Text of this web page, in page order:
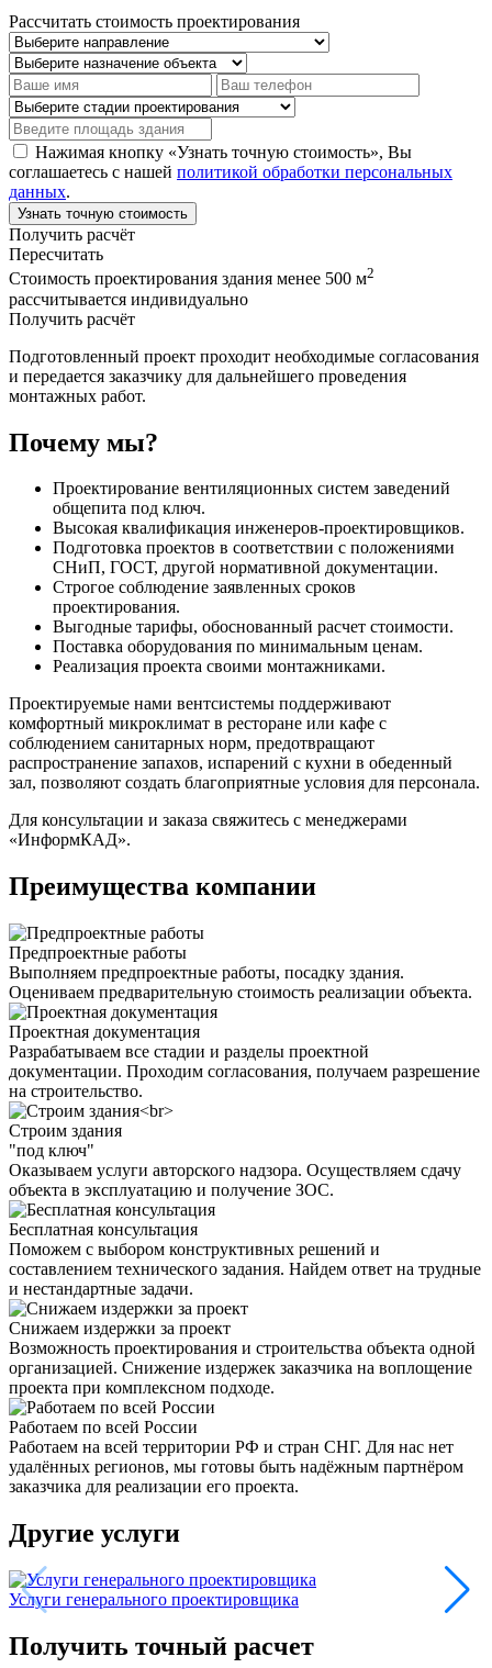
Рассчитать стоимость проектирования
Нажимая кнопку «Узнать точную стоимость», Вы
соглашаетесь с нашей политикой обработки персональных
данных.
Узнать точную стоимость
Получить расчёт
Пересчитать
Стоимость проектирования здания менее 500 м2
рассчитывается индивидуально
Получить расчёт
Подготовленный проект проходит необходимые согласования
и передается заказчику для дальнейшего проведения
монтажных работ.
Почему мы?
Проектирование вентиляционных систем заведений
общепита под ключ.
Высокая квалификация инженеров-проектировщиков.
Подготовка проектов в соответствии с положениями
СНиП, ГОСТ, другой нормативной документации.
Строгое соблюдение заявленных сроков
проектирования.
Выгодные тарифы, обоснованный расчет стоимости.
Поставка оборудования по минимальным ценам.
Реализация проекта своими монтажниками.
Проектируемые нами вентсистемы поддерживают
комфортный микроклимат в ресторане или кафе с
соблюдением санитарных норм, предотвращают
распространение запахов, испарений с кухни в обеденный
зал, позволяют создать благоприятные условия для персонала.
Для консультации и заказа свяжитесь с менеджерами
«ИнформКАД».
Преимущества компании
Предпроектные работы
Выполняем предпроектные работы, посадку здания.
Оцениваем предварительную стоимость реализации объекта.
Проектная документация
Разрабатываем все стадии и разделы проектной
документации. Проходим согласования, получаем разрешение
на строительство.
Строим здания
"под ключ"
Оказываем услуги авторского надзора. Осуществляем сдачу
объекта в эксплуатацию и получение ЗОС.
Бесплатная консультация
Поможем с выбором конструктивных решений и
составлением технического задания. Найдем ответ на трудные
и нестандартные задачи.
Снижаем издержки за проект
Возможность проектирования и строительства объекта одной
организацией. Снижение издержек заказчика на воплощение
проекта при комплексном подходе.
Работаем по всей России
Работаем на всей территории РФ и стран СНГ. Для нас нет
удалённых регионов, мы готовы быть надёжным партнёром
заказчика для реализации его проекта.
Другие услуги
Услуги генерального проектировщика
Получить точный расчет